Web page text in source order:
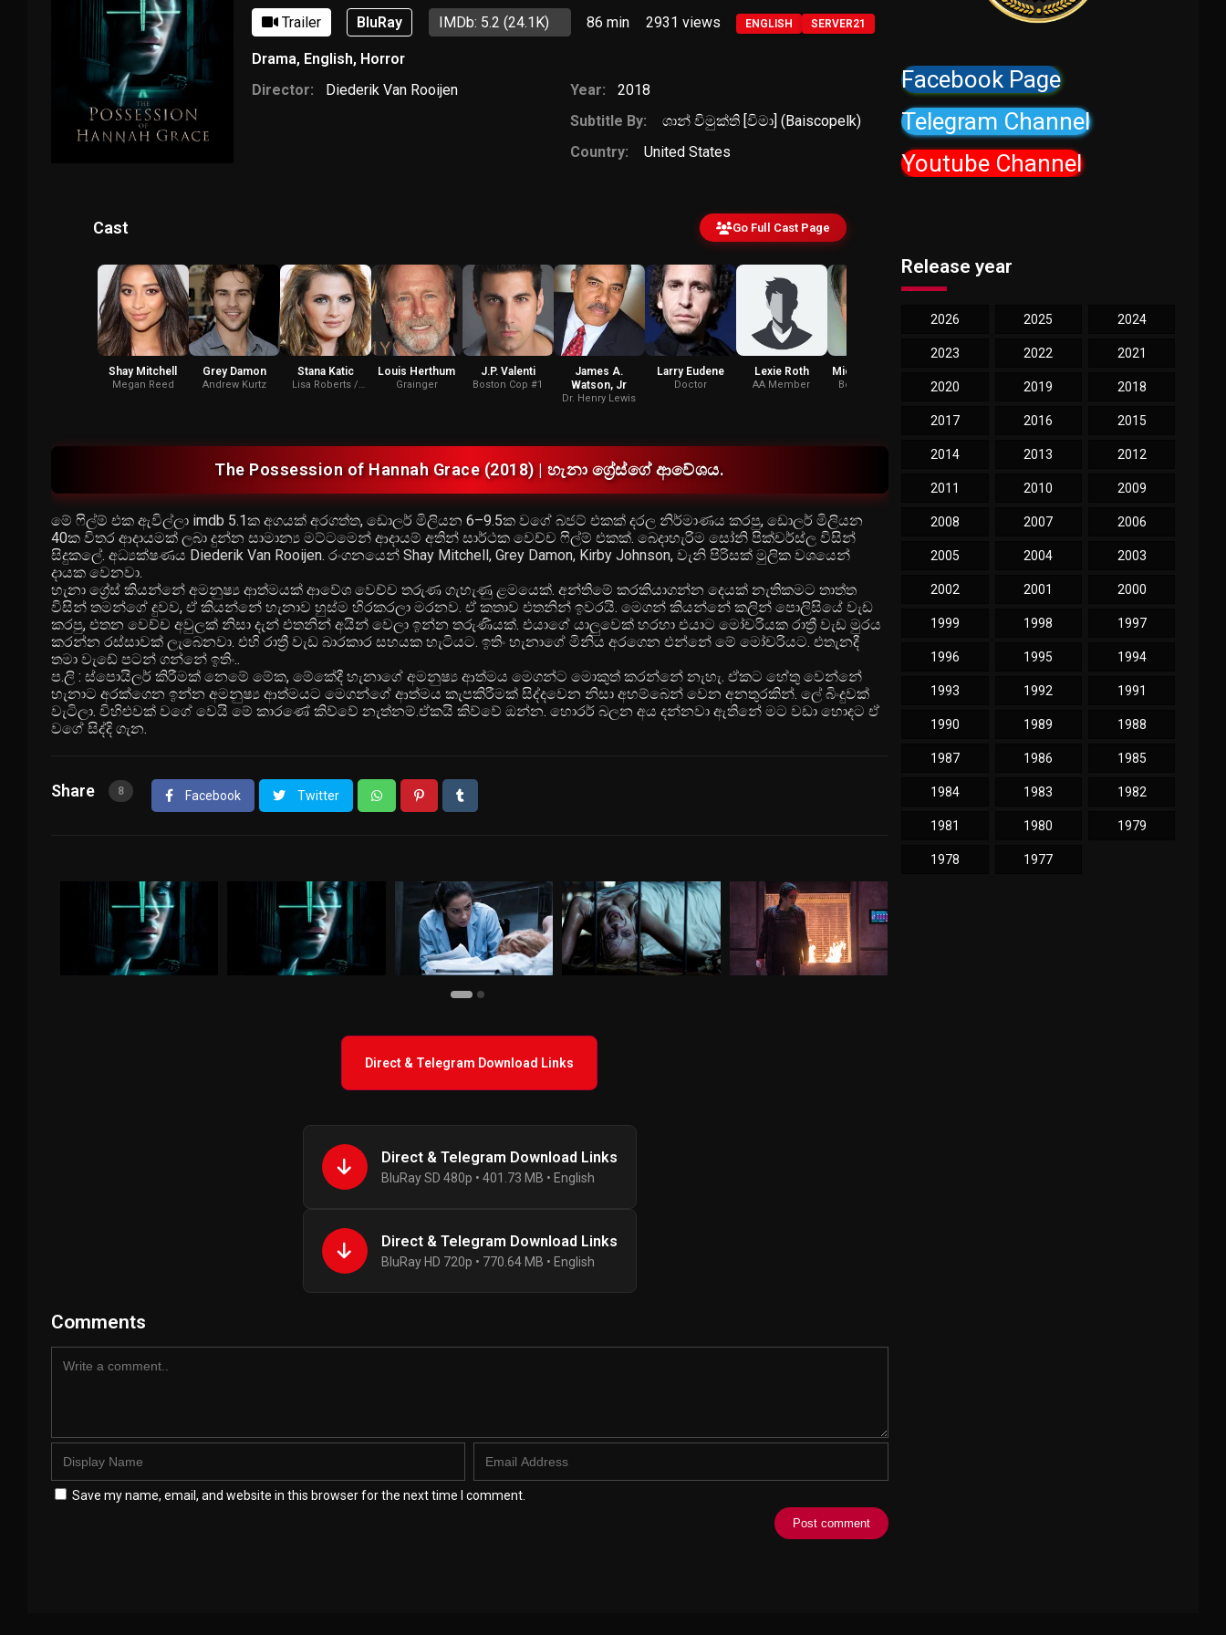
Trailer BluRay IMDb: 5.2 (24.1K) 86 min 2931 views ENGLISH SERVER21
Drama, English, Horror
Director:
Diederik Van Rooijen Year:
2018
Subtitle By:
ශාන් විමුක්ති [විමා] (Baiscopelk)
Country:
United States
Cast Go Full Cast Page
Shay Mitchell
Megan Reed
Grey Damon
Andrew Kurtz
Stana Katic
Lisa Roberts /
Louis Herthum
Grainger
J.P. Valenti
Boston Cop #1
James A.
Watson, Jr
Dr. Henry Lewis
Larry Eudene
Doctor
Lexie Roth
AA Member
Mickey Gilmore
Boston Police
Anna Grey /
The Possession of Hannah Grace (2018) | හැනා ග්‍රේස්ගේ ආවේශය.
මේ ෆිල්ම් එක ඇවිල්ලා imdb 5.1ක අගයක් අරගත්ත, ඩොලර් මිලියන 6–9.5ක වගේ බජට් එකක් දරල නිර්මාණය කරපු, ඩොලර් මිලියන
40ක විතර ආදායමක් ලබා දුන්න සාමාන්‍ය මට්ටමෙන් ආදායම් අතින් සාර්ථක වෙච්ච ෆිල්ම් එකක්. බෙදාහැරිම සෝනි පික්චර්ස්ල විසින්
සිදුකලේ. අධ්‍යක්ෂණය Diederik Van Rooijen. රංගනයෙන් Shay Mitchell, Grey Damon, Kirby Johnson, වැනි පිරිසක් මුලික වශයෙන්
දායක වෙනවා.
හැනා ග්‍රේස් කියන්නේ අමනුෂ්‍ය ආත්මයක් ආවේශ වෙච්ච තරුණ ගැහැණු ළමයෙක්. අන්තිමේ කරකියාගන්න දෙයක් නැතිකමට තාත්ත
විසින් තමන්ගේ දුවව, ඒ කියන්නේ හැනාව හුස්ම හිරකරලා මරනව. ඒ කතාව එතනින් ඉවරයි. මෙගන් කියන්නේ කලින් පොලිසියේ වැඩ
කරපු, එතන වෙච්ච අවුලක් නිසා දැන් එතනින් අයින් වෙලා ඉන්න තරුණියක්. එයාගේ යාලුවෙක් හරහා එයාට මෝචරියක රාත්‍රී වැඩ මුරය
කරන්න රස්සාවක් ලැබෙනවා. එහි රාත්‍රී වැඩ බාරකාර සහයක හැටියට. ඉතිං හැනාගේ මිනිය අරගෙන එන්නේ මේ මෝචරියට. එතැනදී
තමා වැඩේ පටන් ගන්නේ ඉතිං..
ප.ලි : ස්පොයිලර් කිරීමක් නෙමේ මේක, මේකේදී හැනාගේ අමනුෂ්‍ය ආත්මය මෙගන්ට මොකුත් කරන්නේ නැහැ. ඒකට හේතු වෙන්නේ
හැනාට අරක්ගෙන ඉන්න අමනුෂ්‍ය ආත්මයට මෙගන්ගේ ආත්මය කැපකිරීමක් සිද්දවෙන නිසා අහම්බෙන් වෙන අනතුරකින්. ලේ බිංදුවක්
වැටිලා. විහිළුවක් වගේ වෙයි මේ කාරණේ කිව්වේ නැත්නම්.ඒකයි කිව්වේ ඔන්න. හොරර් බලන අය දන්නවා ඇතිනේ මට වඩා හොදට ඒ
වගේ සිද්දි ගැන.
Share 8 Facebook Twitter
Direct & Telegram Download Links
Direct & Telegram Download Links
BluRay SD 480p • 401.73 MB • English
Direct & Telegram Download Links
BluRay HD 720p • 770.64 MB • English
Comments
Save my name, email, and website in this browser for the next time I comment.
Facebook Page
Telegram Channel
Youtube Channel
Release year
2026 2025 2024
2023 2022 2021
2020 2019 2018
2017 2016 2015
2014 2013 2012
2011 2010 2009
2008 2007 2006
2005 2004 2003
2002 2001 2000
1999 1998 1997
1996 1995 1994
1993 1992 1991
1990 1989 1988
1987 1986 1985
1984 1983 1982
1981 1980 1979
1978 1977